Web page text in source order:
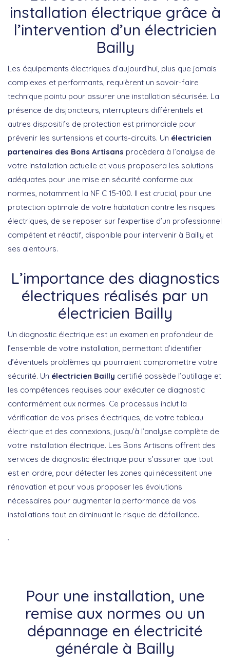
installation électrique grâce à
l’intervention d’un électricien
Bailly
Les équipements électriques d’aujourd’hui, plus que jamais
complexes et performants, requièrent un savoir-faire
technique pointu pour assurer une installation sécurisée. La
présence de disjoncteurs, interrupteurs différentiels et
autres dispositifs de protection est primordiale pour
prévenir les surtensions et courts-circuits. Un électricien
partenaires des Bons Artisans procèdera à l’analyse de
votre installation actuelle et vous proposera les solutions
adéquates pour une mise en sécurité conforme aux
normes, notamment la NF C 15-100. Il est crucial, pour une
protection optimale de votre habitation contre les risques
électriques, de se reposer sur l’expertise d’un professionnel
compétent et réactif, disponible pour intervenir à Bailly et
ses alentours.
L’importance des diagnostics
électriques réalisés par un
électricien Bailly
Un diagnostic électrique est un examen en profondeur de
l’ensemble de votre installation, permettant d’identifier
d’éventuels problèmes qui pourraient compromettre votre
sécurité. Un électricien Bailly certifié possède l’outillage et
les compétences requises pour exécuter ce diagnostic
conformément aux normes. Ce processus inclut la
vérification de vos prises électriques, de votre tableau
électrique et des connexions, jusqu’à l’analyse complète de
votre installation électrique. Les Bons Artisans offrent des
services de diagnostic électrique pour s’assurer que tout
est en ordre, pour détecter les zones qui nécessitent une
rénovation et pour vous proposer les évolutions
nécessaires pour augmenter la performance de vos
installations tout en diminuant le risque de défaillance.
`
Pour une installation, une
remise aux normes ou un
dépannage en électricité
générale à Bailly